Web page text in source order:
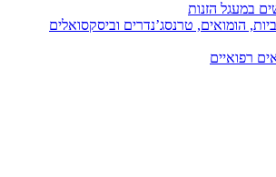
במעגל הזנות
הומואים, טרנסג’נדרים וביסקסואלים
רפואיים